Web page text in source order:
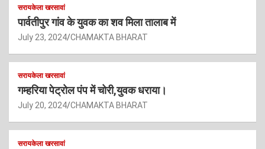
सरायकेला खरसावां
पार्वतीपुर गांव के युवक का शव मिला तालाब में
July 23, 2024 CHAMAKTA BHARAT
सरायकेला खरसावां
गम्हरिया पेट्रोल पंप में चोरी,युवक धराया।
July 20, 2024 CHAMAKTA BHARAT
सरायकेला खरसावां